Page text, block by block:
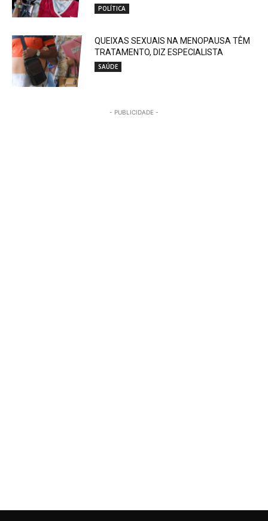
POLÍTICA
QUEIXAS SEXUAIS NA MENOPAUSA TÊM
TRATAMENTO, DIZ ESPECIALISTA
SAÚDE
- PUBLICIDADE -